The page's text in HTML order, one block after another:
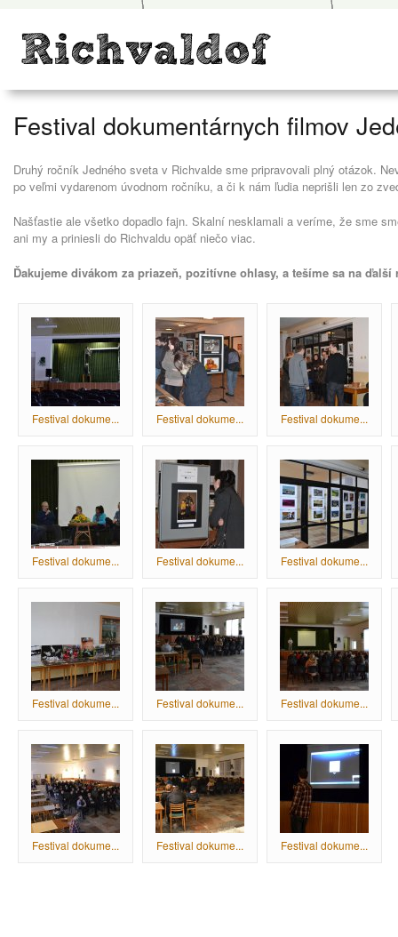
Festival dokumentárnych filmov
Druhý ročník Jedného sveta v Richvalde sme pripravovali plný otázok.
po veľmi vydarenom úvodnom ročníku, a či k nám ľudia neprišli len zo
Našťastie ale všetko dopadlo fajn. Skalní nesklamali a veríme, že sme
ani my a priniesli do Richvaldu opäť niečo viac.
Ďakujeme divákom za priazeň, pozitívne ohlasy, a tešíme sa na ďalší
Festival dokume... Festival dokume... Festival dokume...
Festival dokume... Festival dokume... Festival dokume...
Festival dokume... Festival dokume... Festival dokume...
Festival dokume... Festival dokume... Festival dokume...